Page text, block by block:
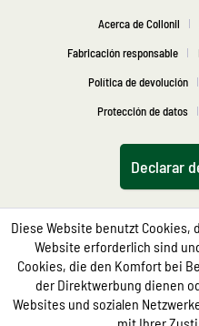
Acerca de Collonil
Fabricación responsable
Política de devolución
Protección de datos
Declarar
Diese Website benutzt
Website erforderlich sind
Cookies, die den Komfort bei
der Direktwerbung dienen
Websites und sozialen